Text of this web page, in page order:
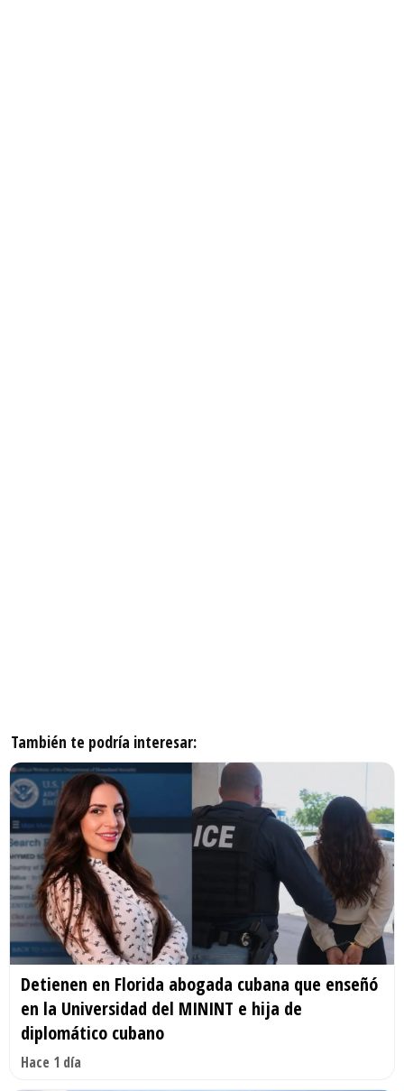
También te podría interesar:
Detienen en Florida abogada cubana que enseñó
en la Universidad del MININT e hija de
diplomático cubano
Hace 1 día